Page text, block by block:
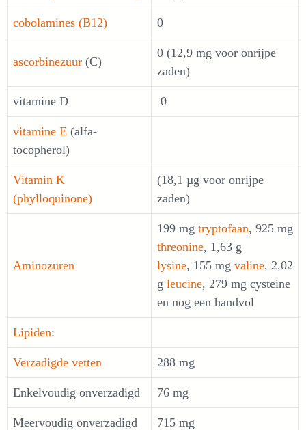
cobolamines (B12) 0
ascorbinezuur (C)
0 (12,9 mg voor onrijpe
zaden)
vitamine D 0
vitamine E (alfa-
tocopherol)
Vitamin K
(phylloquinone)
(18,1 µg voor onrijpe
zaden)
Aminozuren
199 mg tryptofaan, 925 mg
threonine, 1,63 g
lysine, 155 mg valine, 2,02
g leucine, 279 mg cysteine
en nog een handvol
Lipiden:
Verzadigde vetten 288 mg
Enkelvoudig onverzadigd 76 mg
Meervoudig onverzadigd 715 mg